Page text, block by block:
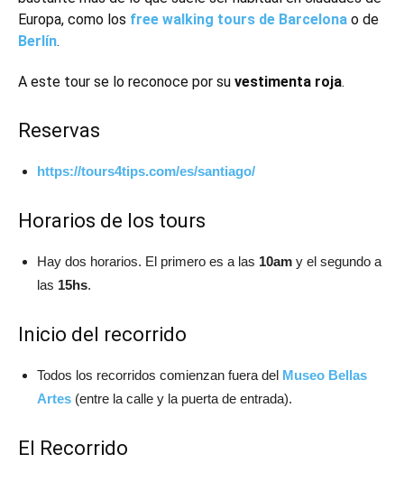
Europa, como los free walking tours de Barcelona o de
Berlín.
A este tour se lo reconoce por su vestimenta roja.
Reservas
https://tours4tips.com/es/santiago/
Horarios de los tours
Hay dos horarios. El primero es a las 10am y el segundo a
las 15hs.
Inicio del recorrido
Todos los recorridos comienzan fuera del Museo Bellas
Artes (entre la calle y la puerta de entrada).
El Recorrido